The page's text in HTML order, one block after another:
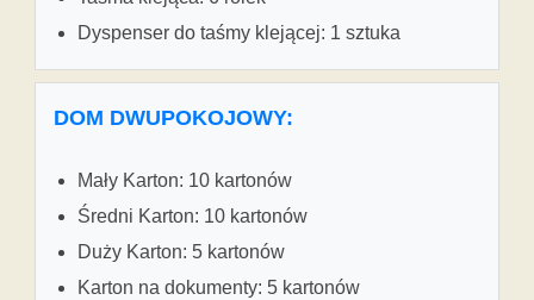
Dyspenser do taśmy klejącej: 1 sztuka
DOM DWUPOKOJOWY:
Mały Karton: 10 kartonów
Średni Karton: 10 kartonów
Duży Karton: 5 kartonów
Karton na dokumenty: 5 kartonów